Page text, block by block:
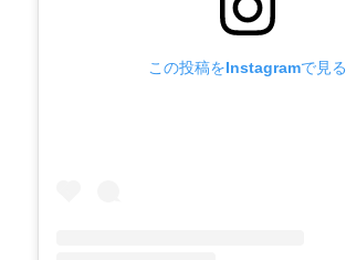
この投稿をInstagramで見る